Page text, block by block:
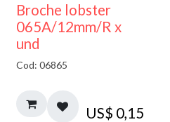
Broche lobster
065A/12mm/R x
und
Cod: 06865
US$ 0,15